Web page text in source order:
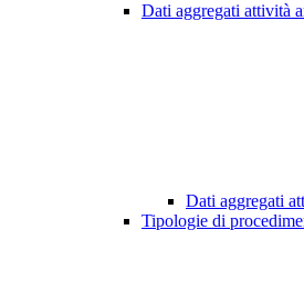
Dati aggregati attività
Dati aggregati
Tipologie di